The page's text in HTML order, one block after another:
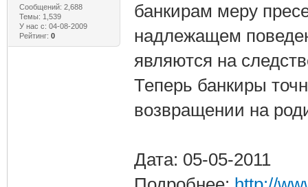
Сообщений: 2,688
Темы: 1,539
У нас с: 04-08-2009
Рейтинг: 0
банкирам меру
надлежащем
являются на
Теперь банкиры
возвращении на
Дата: 05-05-2011